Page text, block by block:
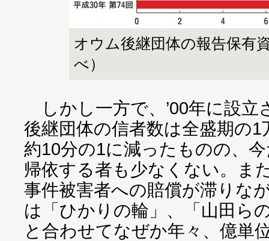
オウム後継団体の報告保有
べ）
しかし一方で、’00年に設立
後継団体の信者数は全盛期の
約10分の1に減ったものの、
帰依する者も少なくない。ま
事件被害者への賠償が滞りな
は「ひかりの輪」、「山田ら
と合わせてなぜか年々、億単